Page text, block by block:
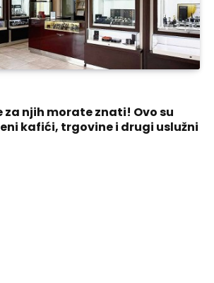
za njih morate znati! Ovo su
kafići, trgovine i drugi uslužni